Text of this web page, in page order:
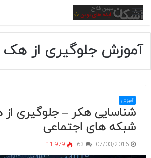
منو
آموزش جلوگیری از هک
آموزش
شناسایی هکر – جلوگیری
شبکه های اجتماعی
07/03/2016
63
11,979